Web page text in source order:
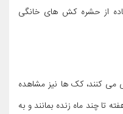
از حشره کش های خانگی
می کنند، کک ها نیز مشاهده
تا چند ماه زنده بمانند و به